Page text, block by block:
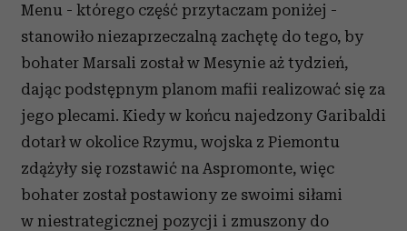
Menu - którego część przytaczam poniżej -
stanowiło niezaprzeczalną zachętę do tego, by
bohater Marsali został w Mesynie aż tydzień,
dając podstępnym planom mafii realizować się za
jego plecami. Kiedy w końcu najedzony Garibaldi
dotarł w okolice Rzymu, wojska z Piemontu
zdążyły się rozstawić na Aspromonte, więc
bohater został postawiony ze swoimi siłami
w niestrategicznej pozycji i zmuszony do